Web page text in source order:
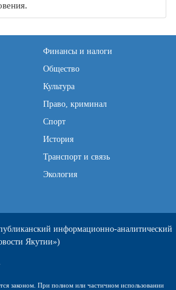
Финансы и налоги
Общество
Культура
Право, криминал
Спорт
История
Транспорт и связь
Экология
информационно-аналитический
Якутии»)
законом. При полном или частичном использовании